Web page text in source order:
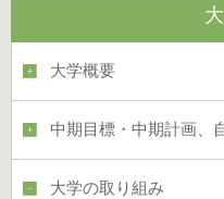
大学概要
中期目標・中期計画、
大学の取り組み